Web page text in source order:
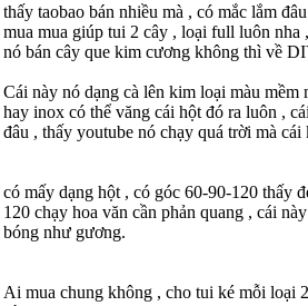
thấy taobao bán nhiều mà , có mắc lắm
mua mua giúp tui 2 cây , loại full luôn nha
nó bán cây que kim cương không thì về
Cái này nó dạng cà lên kim loại màu mềm
hay inox có thể văng cái hột đó ra luôn ,
đâu , thấy youtube nó chạy quá trời mà
có mấy dạng hột , có góc 60-90-120 thấy
120 chạy hoa văn cần phản quang , cái
bóng như gương.
Ai mua chung không , cho tui ké mỗi loại